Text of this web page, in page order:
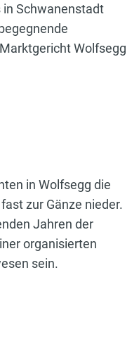
in Schwanenstadt
Wolfsegg
in Wolfsegg die
zur Gänze nieder.
Jahren der
organisierten
sein.